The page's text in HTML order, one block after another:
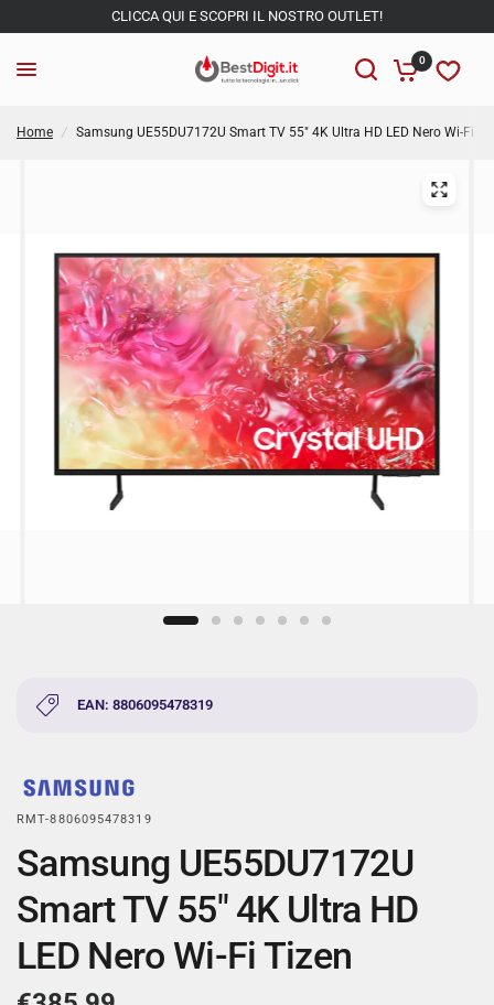
CLICCA QUI E SCOPRI IL NOSTRO OUTLET!
0
Home / Samsung UE55DU7172U Smart TV 55" 4K Ultra HD LED Nero Wi-Fi
EAN: 8806095478319
RMT-8806095478319
Samsung UE55DU7172U
Smart TV 55" 4K Ultra HD
LED Nero Wi-Fi Tizen